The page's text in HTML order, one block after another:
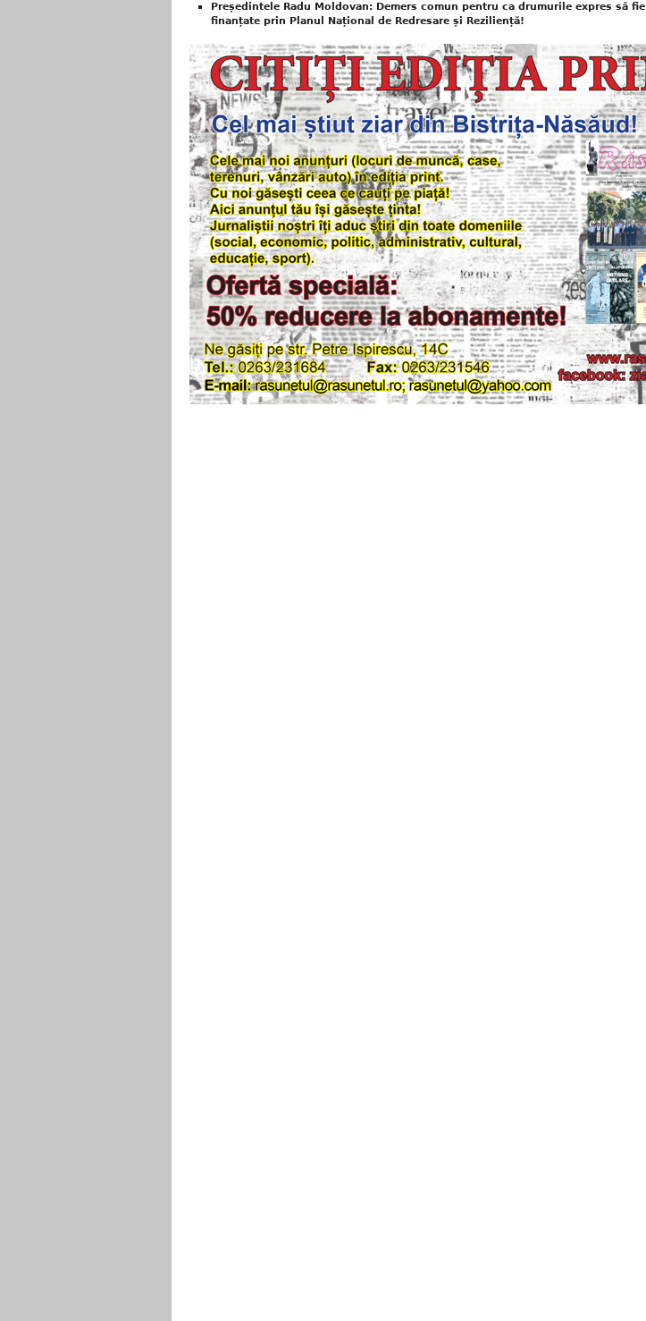
Președintele Radu Moldovan: Demers comun pentru ca drumurile expres să fie
finanțate prin Planul Național de Redresare și Reziliență!